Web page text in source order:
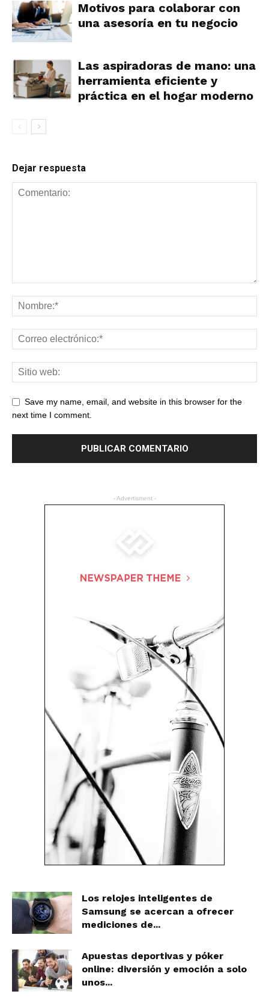
Motivos para colaborar con
una asesoría en tu negocio
Las aspiradoras de mano: una
herramienta eficiente y
práctica en el hogar moderno
Dejar respuesta
Save my name, email, and website in this browser for the
next time I comment.
- Advertisment -
Los relojes inteligentes de
Samsung se acercan a ofrecer
mediciones de...
Apuestas deportivas y póker
online: diversión y emoción a solo
unos...